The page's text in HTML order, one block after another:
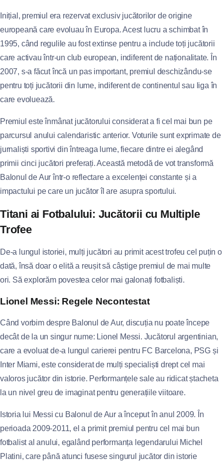
Inițial, premiul era rezervat exclusiv jucătorilor de origine
europeană care evoluau în Europa. Acest lucru a schimbat în
1995, când regulile au fost extinse pentru a include toți jucătorii
care activau într-un club european, indiferent de naționalitate. În
2007, s-a făcut încă un pas important, premiul deschizându-se
pentru toți jucătorii din lume, indiferent de continentul sau liga în
care evoluează.
Premiul este înmânat jucătorului considerat a fi cel mai bun pe
parcursul anului calendaristic anterior. Voturile sunt exprimate de
jurnaliști sportivi din întreaga lume, fiecare dintre ei alegând
primii cinci jucători preferați. Această metodă de vot transformă
Balonul de Aur într-o reflectare a excelenței constante și a
impactului pe care un jucător îl are asupra sportului.
Titani ai Fotbalului: Jucătorii cu Multiple
Trofee
De-a lungul istoriei, mulți jucători au primit acest trofeu cel puțin o
dată, însă doar o elită a reușit să câștige premiul de mai multe
ori. Să explorăm povestea celor mai galonați fotbaliști.
Lionel Messi: Regele Necontestat
Când vorbim despre Balonul de Aur, discuția nu poate începe
decât de la un singur nume: Lionel Messi. Jucătorul argentinian,
care a evoluat de-a lungul carierei pentru FC Barcelona, PSG și
Inter Miami, este considerat de mulți specialiști drept cel mai
valoros jucător din istorie. Performanțele sale au ridicat ștacheta
la un nivel greu de imaginat pentru generațiile viitoare.
Istoria lui Messi cu Balonul de Aur a început în anul 2009. În
perioada 2009-2011, el a primit premiul pentru cel mai bun
fotbalist al anului, egalând performanța legendarului Michel
Platini, care până atunci fusese singurul jucător din istorie